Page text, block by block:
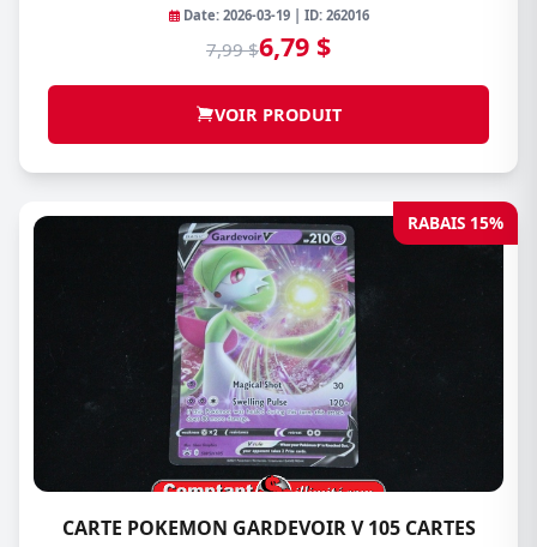
Date: 2026-03-19 | ID: 262016
7,99 $6,79 $
VOIR PRODUIT
RABAIS 15%
CARTE POKEMON GARDEVOIR V 105 CARTES